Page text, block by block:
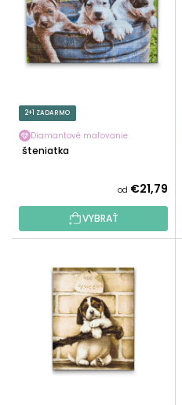
K
T
O
U
K
2+1 ZADARMO
Diamantové maľovanie
3 šteniatka
od €21,79
VYBRAŤ